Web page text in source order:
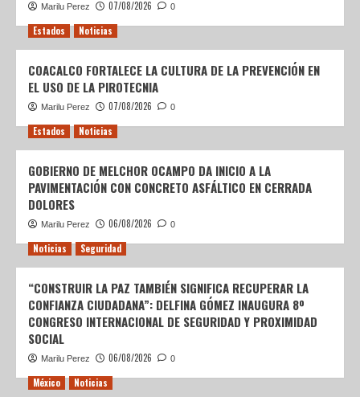
Marilu Perez 07/08/2026 0
Estados Noticias
COACALCO FORTALECE LA CULTURA DE LA PREVENCIÓN EN
EL USO DE LA PIROTECNIA
Marilu Perez 07/08/2026 0
Estados Noticias
GOBIERNO DE MELCHOR OCAMPO DA INICIO A LA
PAVIMENTACIÓN CON CONCRETO ASFÁLTICO EN CERRADA
DOLORES
Marilu Perez 06/08/2026 0
Noticias Seguridad
“CONSTRUIR LA PAZ TAMBIÉN SIGNIFICA RECUPERAR LA
CONFIANZA CIUDADANA”: DELFINA GÓMEZ INAUGURA 8º
CONGRESO INTERNACIONAL DE SEGURIDAD Y PROXIMIDAD
SOCIAL
Marilu Perez 06/08/2026 0
México Noticias